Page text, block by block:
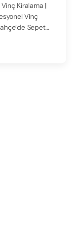
Kiralama |
Vinç
Sepet…